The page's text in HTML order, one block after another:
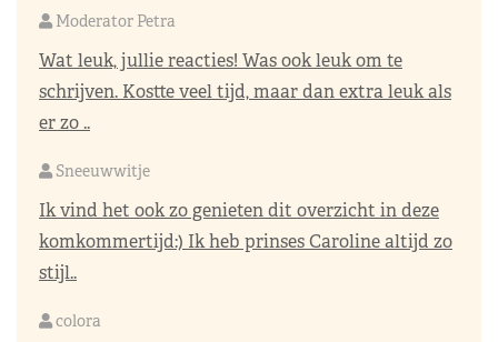
Moderator Petra
Wat leuk, jullie reacties! Was ook leuk om te
schrijven. Kostte veel tijd, maar dan extra leuk als
er zo ..
Sneeuwwitje
Ik vind het ook zo genieten dit overzicht in deze
komkommertijd:) Ik heb prinses Caroline altijd zo
stijl..
colora